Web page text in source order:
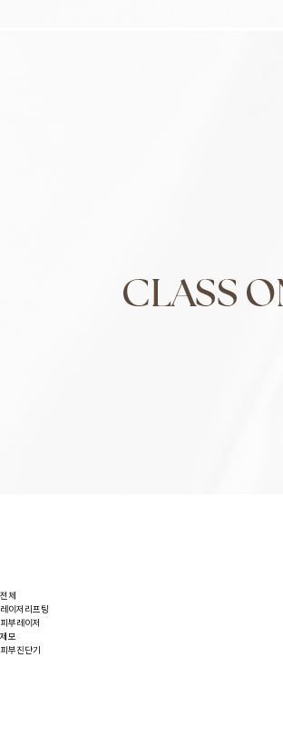
전체
레이저리프팅
피부레이저
제모
피부진단기